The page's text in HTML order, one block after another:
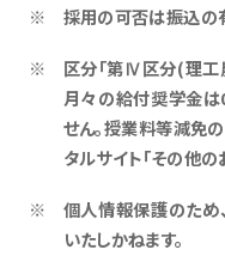
採用の可否は振込の
区分「第Ⅳ区分(理工
月々の給付奨学金は
せん。授業料等減免
タルサイト「その他の
個人情報保護のため
いたしかねます。